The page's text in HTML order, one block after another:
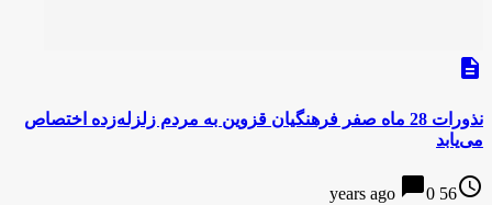
description
نذورات 28 ماه صفر فرهنگیان قزوین به مردم زلزله‌زده اختصاص
می‌یابد
access_time
56 years ago
chat_bubble0